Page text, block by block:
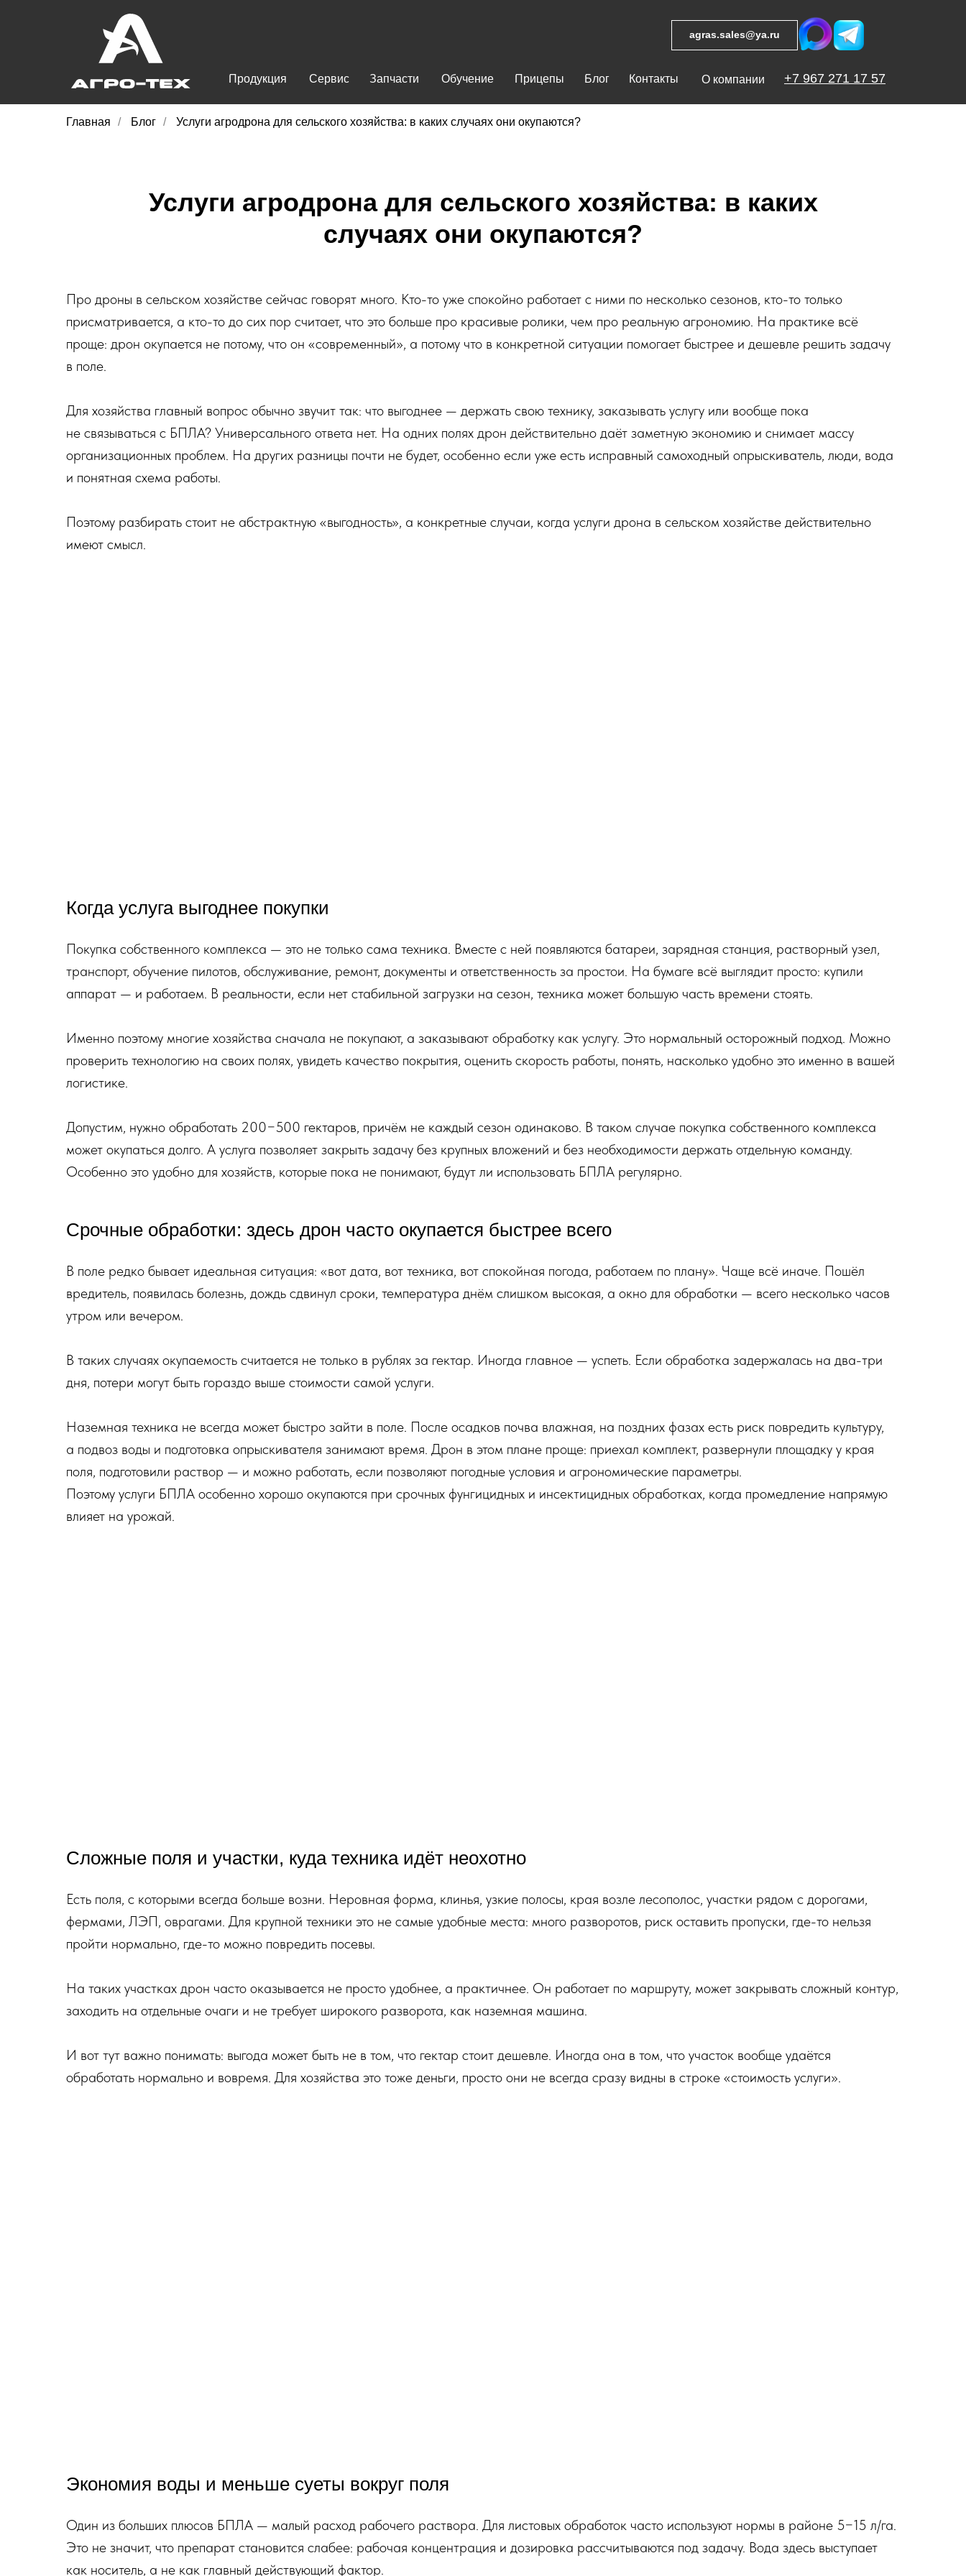
+7 967 271 17 57
О компании
Контакты
Блог
Прицепы
Обучение
Запчасти
Сервис
Продукция
agras.sales@ya.ru
Главная / Блог / Услуги агродрона для сельского хозяйства: в каких случаях они окупаются?
Услуги агродрона для сельского хозяйства: в каких
случаях они окупаются?
Про дроны в сельском хозяйстве сейчас говорят много. Кто-то уже спокойно работает с ними по несколько сезонов, кто-то только
присматривается, а кто-то до сих пор считает, что это больше про красивые ролики, чем про реальную агрономию. На практике всё
проще: дрон окупается не потому, что он «современный», а потому что в конкретной ситуации помогает быстрее и дешевле решить задачу
в поле.
Для хозяйства главный вопрос обычно звучит так: что выгоднее — держать свою технику, заказывать услугу или вообще пока
не связываться с БПЛА? Универсального ответа нет. На одних полях дрон действительно даёт заметную экономию и снимает массу
организационных проблем. На других разницы почти не будет, особенно если уже есть исправный самоходный опрыскиватель, люди, вода
и понятная схема работы.
Поэтому разбирать стоит не абстрактную «выгодность», а конкретные случаи, когда услуги дрона в сельском хозяйстве действительно
имеют смысл.
Когда услуга выгоднее покупки
Покупка собственного комплекса — это не только сама техника. Вместе с ней появляются батареи, зарядная станция, растворный узел,
транспорт, обучение пилотов, обслуживание, ремонт, документы и ответственность за простои. На бумаге всё выглядит просто: купили
аппарат — и работаем. В реальности, если нет стабильной загрузки на сезон, техника может большую часть времени стоять.
Именно поэтому многие хозяйства сначала не покупают, а заказывают обработку как услугу. Это нормальный осторожный подход. Можно
проверить технологию на своих полях, увидеть качество покрытия, оценить скорость работы, понять, насколько удобно это именно в вашей
логистике.
Допустим, нужно обработать 200−500 гектаров, причём не каждый сезон одинаково. В таком случае покупка собственного комплекса
может окупаться долго. А услуга позволяет закрыть задачу без крупных вложений и без необходимости держать отдельную команду.
Особенно это удобно для хозяйств, которые пока не понимают, будут ли использовать БПЛА регулярно.
Срочные обработки: здесь дрон часто окупается быстрее всего
В поле редко бывает идеальная ситуация: «вот дата, вот техника, вот спокойная погода, работаем по плану». Чаще всё иначе. Пошёл
вредитель, появилась болезнь, дождь сдвинул сроки, температура днём слишком высокая, а окно для обработки — всего несколько часов
утром или вечером.
В таких случаях окупаемость считается не только в рублях за гектар. Иногда главное — успеть. Если обработка задержалась на два-три
дня, потери могут быть гораздо выше стоимости самой услуги.
Наземная техника не всегда может быстро зайти в поле. После осадков почва влажная, на поздних фазах есть риск повредить культуру,
а подвоз воды и подготовка опрыскивателя занимают время. Дрон в этом плане проще: приехал комплект, развернули площадку у края
поля, подготовили раствор — и можно работать, если позволяют погодные условия и агрономические параметры.
Поэтому услуги БПЛА особенно хорошо окупаются при срочных фунгицидных и инсектицидных обработках, когда промедление напрямую
влияет на урожай.
Сложные поля и участки, куда техника идёт неохотно
Есть поля, с которыми всегда больше возни. Неровная форма, клинья, узкие полосы, края возле лесополос, участки рядом с дорогами,
фермами, ЛЭП, оврагами. Для крупной техники это не самые удобные места: много разворотов, риск оставить пропуски, где-то нельзя
пройти нормально, где-то можно повредить посевы.
На таких участках дрон часто оказывается не просто удобнее, а практичнее. Он работает по маршруту, может закрывать сложный контур,
заходить на отдельные очаги и не требует широкого разворота, как наземная машина.
И вот тут важно понимать: выгода может быть не в том, что гектар стоит дешевле. Иногда она в том, что участок вообще удаётся
обработать нормально и вовремя. Для хозяйства это тоже деньги, просто они не всегда сразу видны в строке «стоимость услуги».
Экономия воды и меньше суеты вокруг поля
Один из больших плюсов БПЛА — малый расход рабочего раствора. Для листовых обработок часто используют нормы в районе 5−15 л/га.
Это не значит, что препарат становится слабее: рабочая концентрация и дозировка рассчитываются под задачу. Вода здесь выступает
как носитель, а не как главный действующий фактор.